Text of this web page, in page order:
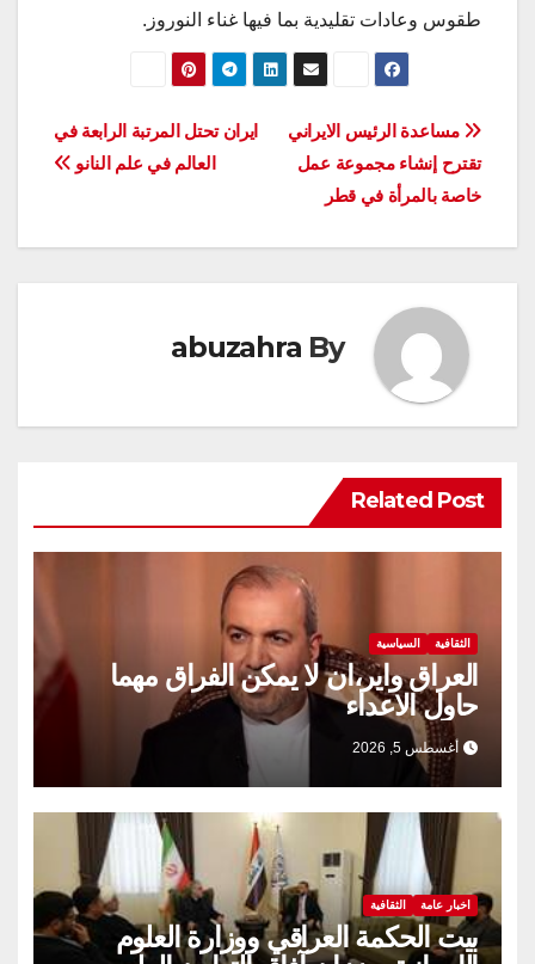
طقوس وعادات تقليدية بما فيها غناء النوروز.
تصفّح
المقالات
ايران تحتل المرتبة الرابعة في
العالم في علم النانو
مساعدة الرئيس الايراني
تقترح إنشاء مجموعة عمل
خاصة بالمرأة في قطر
By
abuzahra
Related Post
الثقافية السياسية
العراق واير،ان لا يمكن الفراق مهما
حاول الاعداء
أغسطس 5, 2026
اخبار عامة الثقافية
بيت الحكمة العراقي ووزارة العلوم